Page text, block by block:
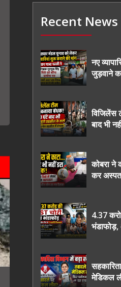
Recent News
नए
जुड़वाने
विजिलेंस
बाद भी
कोबरा ने
कर
4.37
भंडाफोड़,
मेडिकल